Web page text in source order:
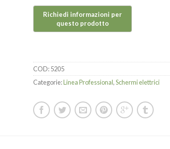
COD:5205
Categorie:Linea Professional,Schermi elettrici